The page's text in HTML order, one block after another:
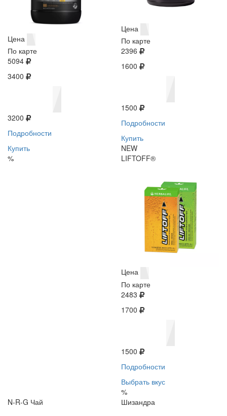
Цена
По карте
5094
3400
3200
Подробности
Купить
%
Цена
По карте
2396
1600
1500
Подробности
Купить
NEW
LIFTOFF®
Цена
По карте
2483
1700
1500
Подробности
Выбрать вкус
%
N-R-G Чай
Шизандра